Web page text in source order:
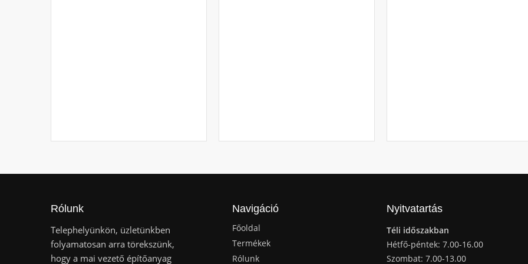
Rólunk
Telephelyünkön, üzletünkben
folyamatosan arra törekszünk,
hogy a mai vezető építőanyag
Navigáció
Főoldal
Termékek
Rólunk
Nyitvatartás
Téli időszakban
Hétfő-péntek: 7.00-16.00
Szombat: 7.00-13.00